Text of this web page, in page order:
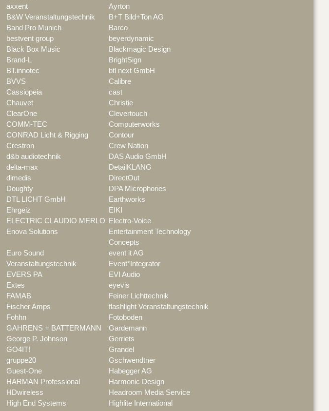
axxent
Ayrton
B&W Veranstaltungstechnik
B+T Bild+Ton AG
Band Pro Munich
Barco
bestvent group
beyerdynamic
Black Box Music
Blackmagic Design
Brand-L
BrightSign
BT.innotec
btl next GmbH
BVVS
Calibre
Cassiopeia
cast
Chauvet
Christie
ClearOne
Clevertouch
COMM-TEC
Computerworks
CONRAD Licht & Rigging
Contour
Crestron
Crew Nation
d&b audiotechnik
DAS Audio GmbH
delta-max
DetailKLANG
dimedis
DirectOut
Doughty
DPA Microphones
DTL LICHT GmbH
Earthworks
Ehrgeiz
EIKI
ELECTRIC CLAUDIO MERLO
Electro-Voice
Enova Solutions
Entertainment Technology
Concepts
Euro Sound
Veranstaltungstechnik
event it AG
Event*Integrator
EVERS PA
EVI Audio
Extes
eyevis
FAMAB
Feiner Lichttechnik
Fischer Amps
flashlight Veranstaltungstechnik
Fohhn
Fotoboden
GAHRENS + BATTERMANN
Gardemann
George P. Johnson
Gerriets
GO4IT!
Grandel
gruppe20
Gschwendtner
Guest-One
Habegger AG
HARMAN Professional
Harmonic Design
HDwireless
Headroom Media Service
High End Systems
Highlite International